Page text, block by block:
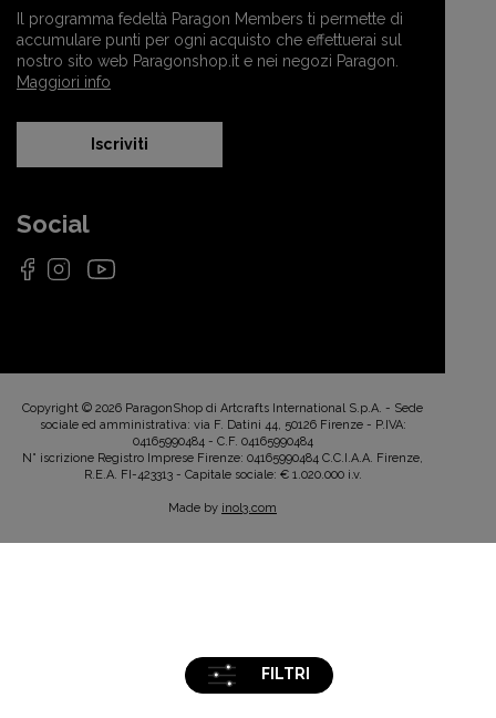
FILTRI
Il programma fedeltà Paragon Members ti permette di
accumulare punti per ogni acquisto che effettuerai sul
nostro sito web Paragonshop.it e nei negozi Paragon.
Maggiori info
Iscriviti
Social
Copyright © 2026 ParagonShop di Artcrafts International S.p.A. - Sede
sociale ed amministrativa: via F. Datini 44, 50126 Firenze - P.IVA:
04165990484 - C.F. 04165990484
N° iscrizione Registro Imprese Firenze: 04165990484 C.C.I.A.A. Firenze,
R.E.A. FI-423313 - Capitale sociale: € 1.020.000 i.v.
Made by inol3.com